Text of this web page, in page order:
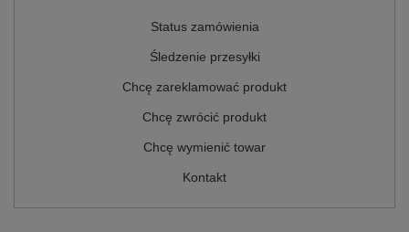
Status zamówienia
Śledzenie przesyłki
Chcę zareklamować produkt
Chcę zwrócić produkt
Chcę wymienić towar
Kontakt